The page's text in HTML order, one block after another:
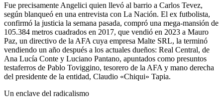
Fue precisamente Angelici quien llevó al barrio a Carlos Tevez,
según blanqueó en una entrevista con La Nación. El ex futbolista,
confirmó la justicia la semana pasada, compró una mega-mansión de
105.384 metros cuadrados en 2017, que vendió en 2023 a Mauro
Paz, un directivo de la AFA cuya empresa Malte SRL, la terminó
vendiendo un año después a los actuales dueños: Real Central, de
Ana Lucía Conte y Luciano Pantano, apuntados como presuntos
testaferros de Pablo Toviggino, tesorero de la AFA y mano derecha
del presidente de la entidad, Claudio «Chiqui» Tapia.
Un enclave del radicalismo